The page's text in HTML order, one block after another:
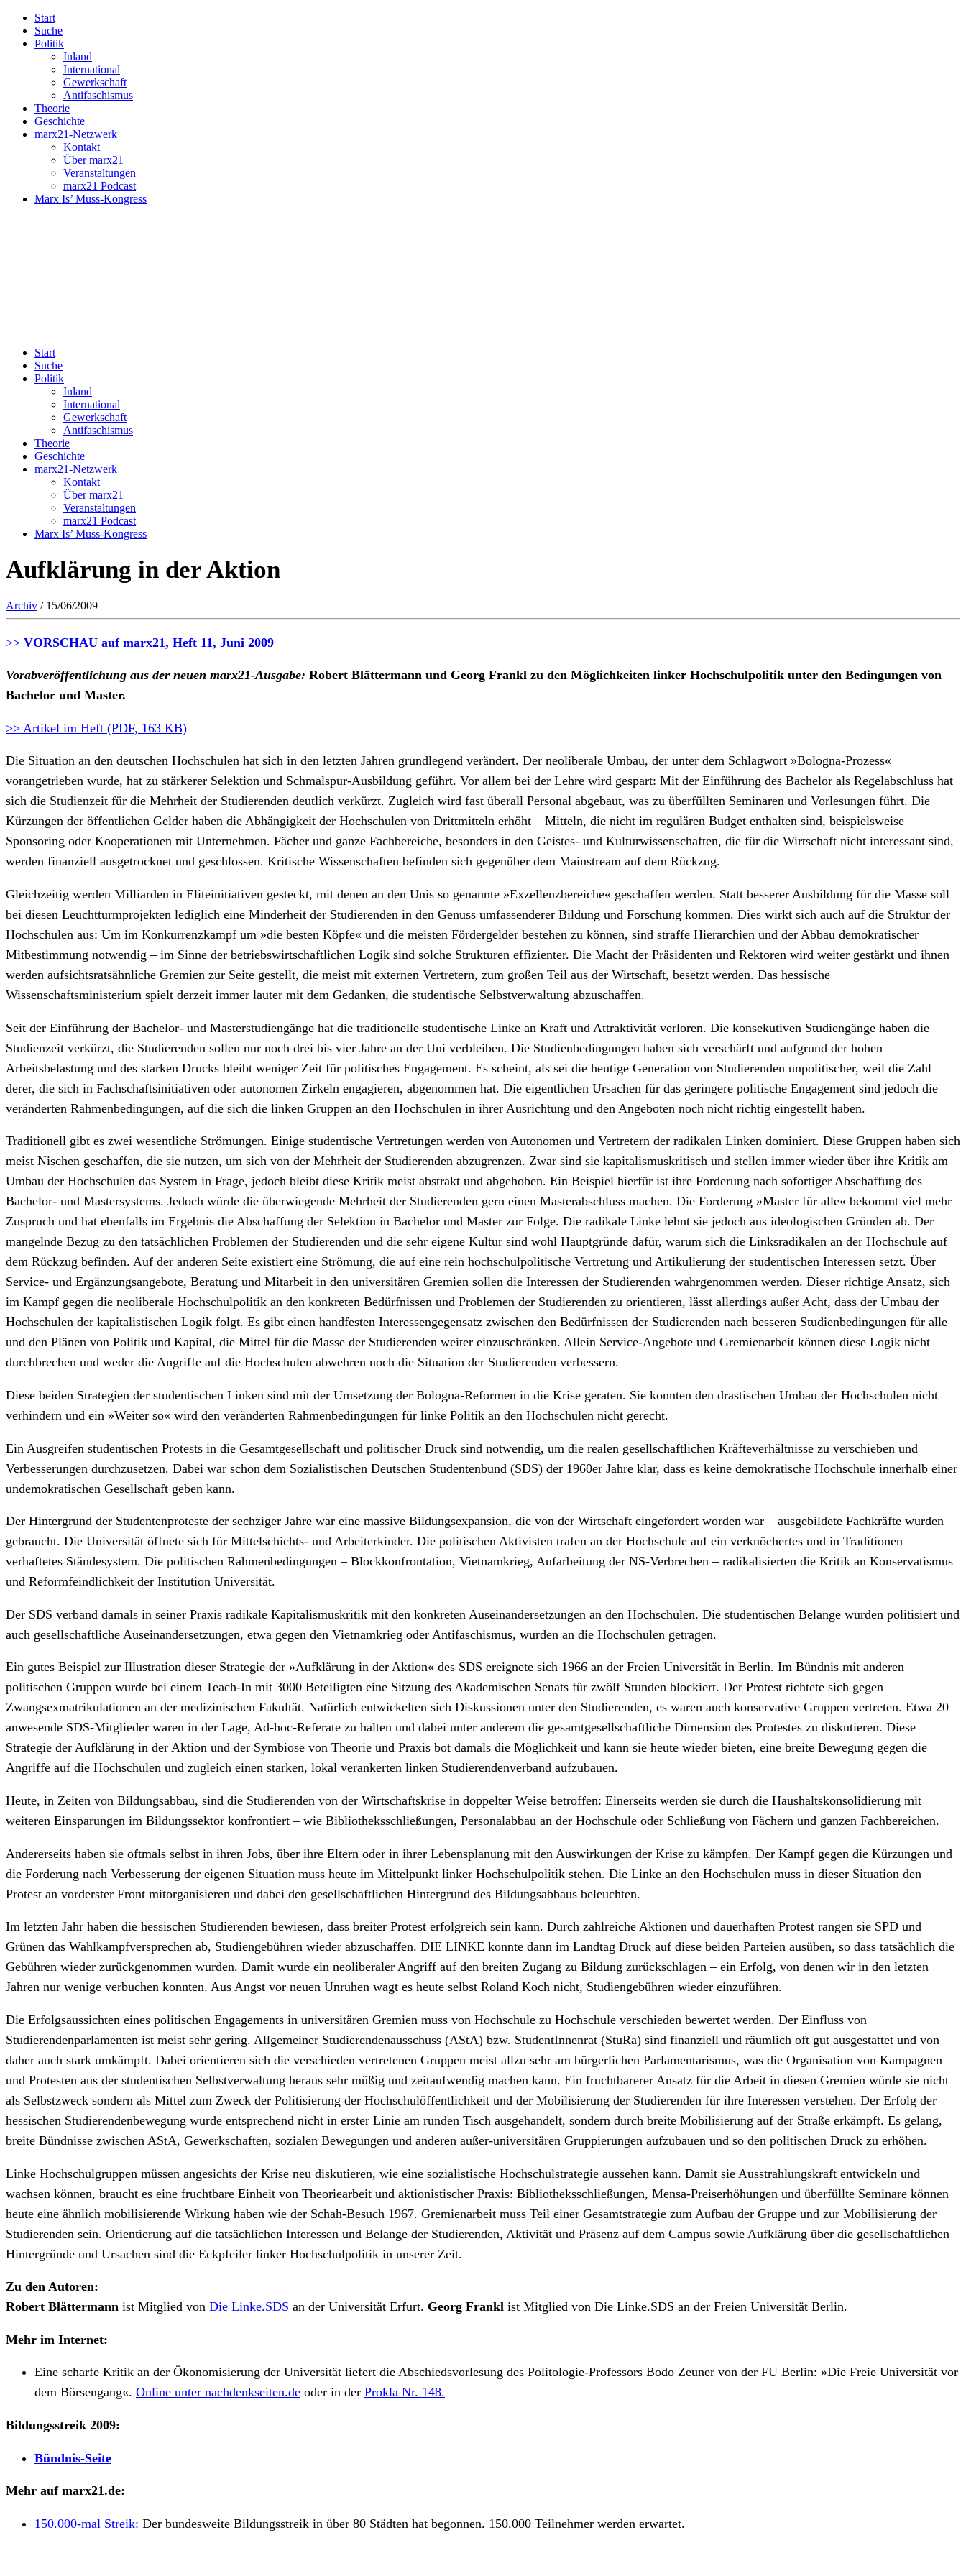
Start
Suche
Politik
Inland
International
Gewerkschaft
Antifaschismus
Theorie
Geschichte
marx21-Netzwerk
Kontakt
Über marx21
Veranstaltungen
marx21 Podcast
Marx Is’ Muss-Kongress
Start
Suche
Politik
Inland
International
Gewerkschaft
Antifaschismus
Theorie
Geschichte
marx21-Netzwerk
Kontakt
Über marx21
Veranstaltungen
marx21 Podcast
Marx Is’ Muss-Kongress
Aufklärung in der Aktion
Archiv / 15/06/2009
>> VORSCHAU auf marx21, Heft 11, Juni 2009
Vorabveröffentlichung aus der neuen marx21-Ausgabe: Robert Blättermann und Georg Frankl zu den Möglichkeiten linker Hochschulpolitik unter den Bedingungen von
Bachelor und Master.
>> Artikel im Heft (PDF, 163 KB)
Die Situation an den deutschen Hochschulen hat sich in den letzten Jahren grundlegend verändert. Der neoliberale Umbau, der unter dem Schlagwort »Bologna-Prozess«
vorangetrieben wurde, hat zu stärkerer Selektion und Schmalspur-Ausbildung geführt. Vor allem bei der Lehre wird gespart: Mit der Einführung des Bachelor als Regelabschluss hat
sich die Studienzeit für die Mehrheit der Studierenden deutlich verkürzt. Zugleich wird fast überall Personal abgebaut, was zu überfüllten Seminaren und Vorlesungen führt. Die
Kürzungen der öffentlichen Gelder haben die Abhängigkeit der Hochschulen von Drittmitteln erhöht – Mitteln, die nicht im regulären Budget enthalten sind, beispielsweise
Sponsoring oder Kooperationen mit Unternehmen. Fächer und ganze Fachbereiche, besonders in den Geistes- und Kulturwissenschaften, die für die Wirtschaft nicht interessant sind,
werden finanziell ausgetrocknet und geschlossen. Kritische Wissenschaften befinden sich gegenüber dem Mainstream auf dem Rückzug.
Gleichzeitig werden Milliarden in Eliteinitiativen gesteckt, mit denen an den Unis so genannte »Exzellenzbereiche« geschaffen werden. Statt besserer Ausbildung für die Masse soll
bei diesen Leuchtturmprojekten lediglich eine Minderheit der Studierenden in den Genuss umfassenderer Bildung und Forschung kommen. Dies wirkt sich auch auf die Struktur der
Hochschulen aus: Um im Konkurrenzkampf um »die besten Köpfe« und die meisten Fördergelder bestehen zu können, sind straffe Hierarchien und der Abbau demokratischer
Mitbestimmung notwendig – im Sinne der betriebswirtschaftlichen Logik sind solche Strukturen effizienter. Die Macht der Präsidenten und Rektoren wird weiter gestärkt und ihnen
werden aufsichtsratsähnliche Gremien zur Seite gestellt, die meist mit externen Vertretern, zum großen Teil aus der Wirtschaft, besetzt werden. Das hessische
Wissenschaftsministerium spielt derzeit immer lauter mit dem Gedanken, die studentische Selbstverwaltung abzuschaffen.
Seit der Einführung der Bachelor- und Masterstudiengänge hat die traditionelle studentische Linke an Kraft und Attraktivität verloren. Die konsekutiven Studiengänge haben die
Studienzeit verkürzt, die Studierenden sollen nur noch drei bis vier Jahre an der Uni verbleiben. Die Studienbedingungen haben sich verschärft und aufgrund der hohen
Arbeitsbelastung und des starken Drucks bleibt weniger Zeit für politisches Engagement. Es scheint, als sei die heutige Generation von Studierenden unpolitischer, weil die Zahl
derer, die sich in Fachschaftsinitiativen oder autonomen Zirkeln engagieren, abgenommen hat. Die eigentlichen Ursachen für das geringere politische Engagement sind jedoch die
veränderten Rahmenbedingungen, auf die sich die linken Gruppen an den Hochschulen in ihrer Ausrichtung und den Angeboten noch nicht richtig eingestellt haben.
Traditionell gibt es zwei wesentliche Strömungen. Einige studentische Vertretungen werden von Autonomen und Vertretern der radikalen Linken dominiert. Diese Gruppen haben sich
meist Nischen geschaffen, die sie nutzen, um sich von der Mehrheit der Studierenden abzugrenzen. Zwar sind sie kapitalismuskritisch und stellen immer wieder über ihre Kritik am
Umbau der Hochschulen das System in Frage, jedoch bleibt diese Kritik meist abstrakt und abgehoben. Ein Beispiel hierfür ist ihre Forderung nach sofortiger Abschaffung des
Bachelor- und Mastersystems. Jedoch würde die überwiegende Mehrheit der Studierenden gern einen Masterabschluss machen. Die Forderung »Master für alle« bekommt viel mehr
Zuspruch und hat ebenfalls im Ergebnis die Abschaffung der Selektion in Bachelor und Master zur Folge. Die radikale Linke lehnt sie jedoch aus ideologischen Gründen ab. Der
mangelnde Bezug zu den tatsächlichen Problemen der Studierenden und die sehr eigene Kultur sind wohl Hauptgründe dafür, warum sich die Linksradikalen an der Hochschule auf
dem Rückzug befinden. Auf der anderen Seite existiert eine Strömung, die auf eine rein hochschulpolitische Vertretung und Artikulierung der studentischen Interessen setzt. Über
Service- und Ergänzungsangebote, Beratung und Mitarbeit in den universitären Gremien sollen die Interessen der Studierenden wahrgenommen werden. Dieser richtige Ansatz, sich
im Kampf gegen die neoliberale Hochschulpolitik an den konkreten Bedürfnissen und Problemen der Studierenden zu orientieren, lässt allerdings außer Acht, dass der Umbau der
Hochschulen der kapitalistischen Logik folgt. Es gibt einen handfesten Interessengegensatz zwischen den Bedürfnissen der Studierenden nach besseren Studienbedingungen für alle
und den Plänen von Politik und Kapital, die Mittel für die Masse der Studierenden weiter einzuschränken. Allein Service-Angebote und Gremienarbeit können diese Logik nicht
durchbrechen und weder die Angriffe auf die Hochschulen abwehren noch die Situation der Studierenden verbessern.
Diese beiden Strategien der studentischen Linken sind mit der Umsetzung der Bologna-Reformen in die Krise geraten. Sie konnten den drastischen Umbau der Hochschulen nicht
verhindern und ein »Weiter so« wird den veränderten Rahmenbedingungen für linke Politik an den Hochschulen nicht gerecht.
Ein Ausgreifen studentischen Protests in die Gesamtgesellschaft und politischer Druck sind notwendig, um die realen gesellschaftlichen Kräfteverhältnisse zu verschieben und
Verbesserungen durchzusetzen. Dabei war schon dem Sozialistischen Deutschen Studentenbund (SDS) der 1960er Jahre klar, dass es keine demokratische Hochschule innerhalb einer
undemokratischen Gesellschaft geben kann.
Der Hintergrund der Studentenproteste der sechziger Jahre war eine massive Bildungsexpansion, die von der Wirtschaft eingefordert worden war – ausgebildete Fachkräfte wurden
gebraucht. Die Universität öffnete sich für Mittelschichts- und Arbeiterkinder. Die politischen Aktivisten trafen an der Hochschule auf ein verknöchertes und in Traditionen
verhaftetes Ständesystem. Die politischen Rahmenbedingungen – Blockkonfrontation, Vietnamkrieg, Aufarbeitung der NS-Verbrechen – radikalisierten die Kritik an Konservatismus
und Reformfeindlichkeit der Institution Universität.
Der SDS verband damals in seiner Praxis radikale Kapitalismuskritik mit den konkreten Auseinandersetzungen an den Hochschulen. Die studentischen Belange wurden politisiert und
auch gesellschaftliche Auseinandersetzungen, etwa gegen den Vietnamkrieg oder Antifaschismus, wurden an die Hochschulen getragen.
Ein gutes Beispiel zur Illustration dieser Strategie der »Aufklärung in der Aktion« des SDS ereignete sich 1966 an der Freien Universität in Berlin. Im Bündnis mit anderen
politischen Gruppen wurde bei einem Teach-In mit 3000 Beteiligten eine Sitzung des Akademischen Senats für zwölf Stunden blockiert. Der Protest richtete sich gegen
Zwangsexmatrikulationen an der medizinischen Fakultät. Natürlich entwickelten sich Diskussionen unter den Studierenden, es waren auch konservative Gruppen vertreten. Etwa 20
anwesende SDS-Mitglieder waren in der Lage, Ad-hoc-Referate zu halten und dabei unter anderem die gesamtgesellschaftliche Dimension des Protestes zu diskutieren. Diese
Strategie der Aufklärung in der Aktion und der Symbiose von Theorie und Praxis bot damals die Möglichkeit und kann sie heute wieder bieten, eine breite Bewegung gegen die
Angriffe auf die Hochschulen und zugleich einen starken, lokal verankerten linken Studierendenverband aufzubauen.
Heute, in Zeiten von Bildungsabbau, sind die Studierenden von der Wirtschaftskrise in doppelter Weise betroffen: Einerseits werden sie durch die Haushaltskonsolidierung mit
weiteren Einsparungen im Bildungssektor konfrontiert – wie Bibliotheksschließungen, Personalabbau an der Hochschule oder Schließung von Fächern und ganzen Fachbereichen.
Andererseits haben sie oftmals selbst in ihren Jobs, über ihre Eltern oder in ihrer Lebensplanung mit den Auswirkungen der Krise zu kämpfen. Der Kampf gegen die Kürzungen und
die Forderung nach Verbesserung der eigenen Situation muss heute im Mittelpunkt linker Hochschulpolitik stehen. Die Linke an den Hochschulen muss in dieser Situation den
Protest an vorderster Front mitorganisieren und dabei den gesellschaftlich­en Hintergrund des Bildungsabbaus beleuchten.
Im letzten Jahr haben die hessischen Studierenden bewiesen, dass breiter Protest erfolgreich sein kann. Durch zahlreiche Aktionen und dauerhaften Protest rangen sie SPD und
Grünen das Wahlkampfversprechen ab, Studiengebühren wieder abzuschaffen. DIE LINKE konnte dann im Landtag Druck auf diese beiden Parteien ausüben, so dass tatsächlich die
Gebühren wieder zurückgenommen wurden. Damit wurde ein neoliberaler Angriff auf den breiten Zugang zu Bildung zurückschlagen – ein Erfolg, von denen wir in den letzten
Jahren nur wenige verbuchen konnten. Aus Angst vor neuen Unruhen wagt es heute selbst Roland Koch nicht, Studiengebühren wieder einzuführen.
Die Erfolgsaussichten eines politischen Engagements in universitären Gremien muss von Hochschule zu Hochschule verschieden bewertet werden. Der Einfluss von
Studierendenparlamenten ist meist sehr gering. Allgemeiner Studierendenausschuss (AStA) bzw. StudentInnenrat (StuRa) sind finanziell und räumlich oft gut ausgestattet und von
daher auch stark umkämpft. Dabei orientieren sich die verschieden vertretenen Gruppen meist allzu sehr am bürgerlichen Parlamentarismus, was die Organisation von Kampagnen
und Protesten aus der studentischen Selbstverwaltung heraus sehr müßig und zeitaufwendig machen kann. Ein fruchtbarerer Ansatz für die Arbeit in diesen Gremien würde sie nicht
als Selbstzweck sondern als Mittel zum Zweck der Politisierung der Hochschulöffentlichkeit und der Mobilisierung der Studierenden für ihre Interessen verstehen. Der Erfolg der
hessischen Studierendenbewegung wurde entsprechend nicht in erster Linie am runden Tisch ausgehandelt, sondern durch breite Mobilisierung auf der Straße erkämpft. Es gelang,
breite Bündnisse zwischen AStA, Gewerkschaften, sozialen Bewegungen und anderen außer-universitären Gruppierungen aufzubauen und so den politischen Druck zu erhöhen.
Linke Hochschulgruppen müssen angesichts der Krise neu diskutieren, wie eine sozialistische Hochschulstrategie aussehen kann. Damit sie Ausstrahlungskraft entwickeln und
wachsen können, braucht es eine fruchtbare Einheit von Theoriearbeit und aktionistischer Praxis: Bibliotheksschließungen, Mensa-Preiserhöhungen und überfüllte Seminare können
heute eine ähnlich mobilisierende Wirkung haben wie der Schah-Besuch 1967. Gremienarbeit muss Teil einer Gesamtstrategie zum Aufbau der Gruppe und zur Mobilisierung der
Studierenden sein. Orientierung auf die tatsächlichen Interessen und Belange der Studierenden, Aktivität und Präsenz auf dem Campus sowie Aufklärung über die gesellschaftlichen
Hintergründe und Ursachen sind die Eckpfeiler linker Hochschulpolitik in unserer Zeit.
Zu den Autoren:
Robert Blättermann ist Mitglied von Die Linke.SDS an der Universität Erfurt. Georg Frankl ist Mitglied von Die Linke.SDS an der Freien Universität Berlin.
Mehr im Internet:
Eine scharfe Kritik an der Ökonomisierung der Universität liefert die Abschiedsvorlesung des Politologie-Professors Bodo Zeuner von der FU Berlin: »Die Freie Universität vor
dem Börsengang«. Online unter nachdenkseiten.de oder in der Prokla Nr. 148.
Bildungsstreik 2009:
Bündnis-Seite
Mehr auf marx21.de:
150.000-mal Streik: Der bundesweite Bildungsstreik in über 80 Städten hat begonnen. 150.000 Teilnehmer werden erwartet.